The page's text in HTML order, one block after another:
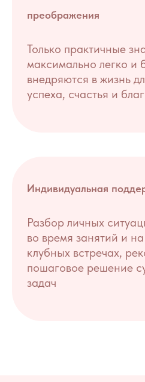
преображения
Только практичные
максимально легко и
внедряются в жизнь
успеха, счастья и
Индивидуальная
Разбор личных
во время занятий и
клубных встречах,
пошаговое решение
задач